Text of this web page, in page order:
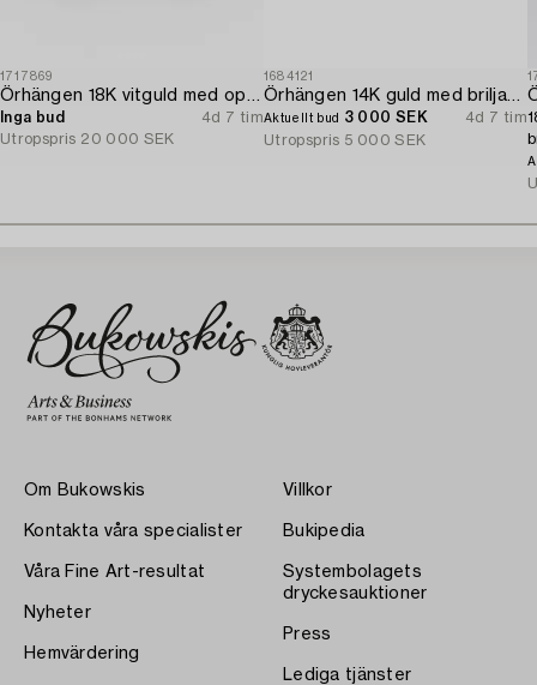
1717869
Örhängen 18K vitguld med opaler och åttkantslipade diamanter.
Inga bud
4d 7 tim
Utropspris 20 000 SEK
1684121
Örhängen 14K guld med briljantslipade diamanter.
Aktuellt bud 3 000 SEK
4d 7 tim
Utropspris 5 000 SEK
Om Bukowskis
Kontakta våra specialister
Våra Fine Art-resultat
Nyheter
Hemvärdering
Villkor
Bukipedia
Systembolagets
dryckesauktioner
Press
Lediga tjänster